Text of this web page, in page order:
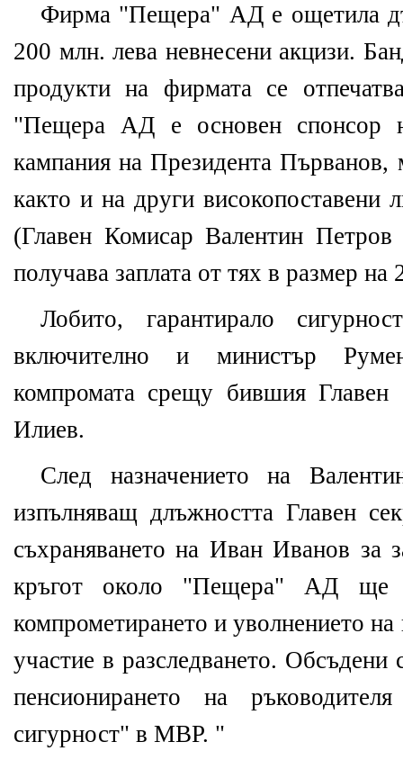
Фирма "Пещера" АД е ощетила
200 млн. лева невнесени акцизи.
продукти на фирмата се
"Пещера АД е основен спонсор
кампания на Президента
както и на други
(Главен Комисар Валентин
получава заплата от тях в размер
Лобито, гарантирало
включително и министър
компромата срещу бившия
Илиев.
След назначението на
изпълняващ длъжността Главен
съхраняването на Иван Иванов
кръгот около "Пещера" АД ще
компрометирането и уволнението
участие в разследването. Обсъдени
пенсионирането на
сигурност" в МВР. "